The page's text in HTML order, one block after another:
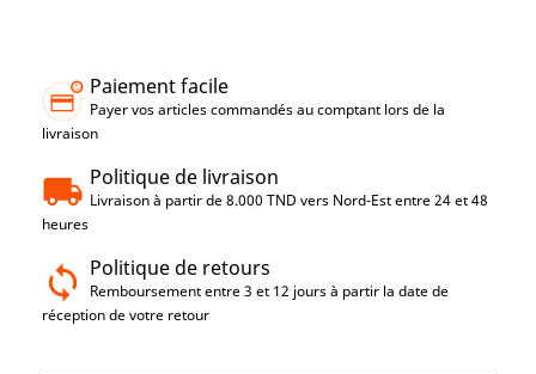
Paiement facile
Payer vos articles commandés au comptant lors de la
livraison
Politique de livraison
Livraison à partir de 8.000 TND vers Nord-Est entre 24 et 48
heures
Politique de retours
Remboursement entre 3 et 12 jours à partir la date de
réception de votre retour